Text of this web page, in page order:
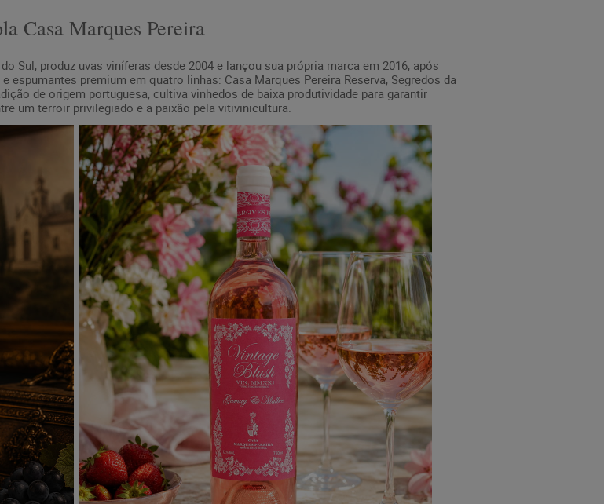
Casa Marques Pereira
Sul, produz uvas viníferas desde 2004 e lançou sua própria marca em 2016, após
espumantes premium em quatro linhas: Casa Marques Pereira Reserva, Segredos da
de origem portuguesa, cultiva vinhedos de baixa produtividade para garantir
um terroir privilegiado e a paixão pela vitivinicultura.